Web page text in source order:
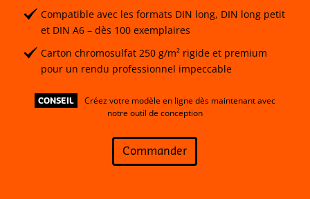
Compatible avec les formats DIN long, DIN long petit
et DIN A6 – dès 100 exemplaires
Carton chromosulfat 250 g/m² rigide et premium
pour un rendu professionnel impeccable
CONSEIL
Créez votre modèle en ligne dès maintenant avec
notre outil de conception
Commander